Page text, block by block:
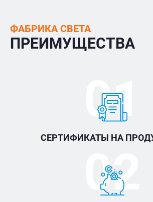
ФАБРИКА СВЕТА
ПРЕИМУЩЕСТВА
01
СЕРТИФИКАТЫ НА
02